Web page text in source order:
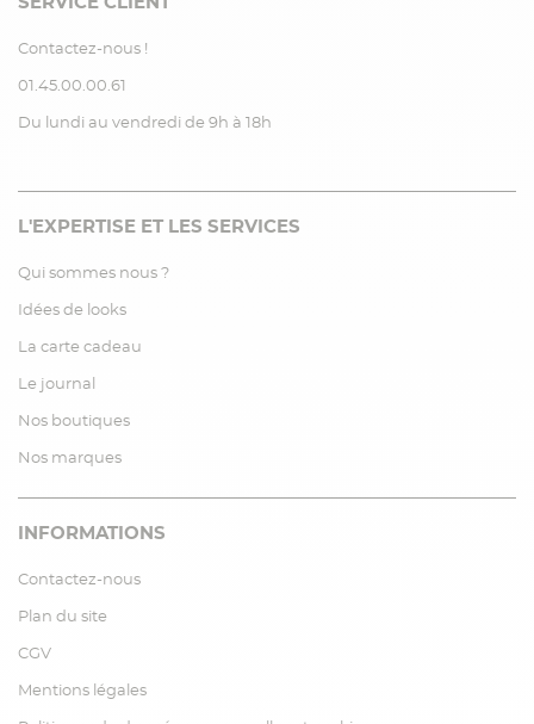
Contactez-nous !
01.45.00.00.61
Du lundi au vendredi de 9h à 18h
L'EXPERTISE ET LES SERVICES
Qui sommes nous ?
Idées de looks
La carte cadeau
Le journal
Nos boutiques
Nos marques
INFORMATIONS
Contactez-nous
Plan du site
CGV
Mentions légales